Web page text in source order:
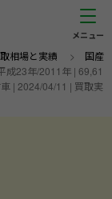
相場と実績 > 国産
成23年/2011年 | 69,61
| 2024/04/11 | 買取実